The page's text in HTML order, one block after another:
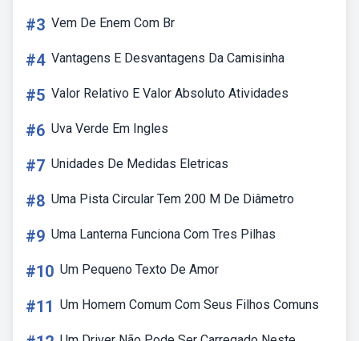
#3 Vem De Enem Com Br
#4 Vantagens E Desvantagens Da Camisinha
#5 Valor Relativo E Valor Absoluto Atividades
#6 Uva Verde Em Ingles
#7 Unidades De Medidas Eletricas
#8 Uma Pista Circular Tem 200 M De Diâmetro
#9 Uma Lanterna Funciona Com Tres Pilhas
#10 Um Pequeno Texto De Amor
#11 Um Homem Comum Com Seus Filhos Comuns